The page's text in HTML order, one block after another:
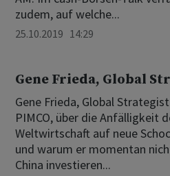
zudem, auf welche...
25.10.2019 14:29
Gene Frieda, Global
Gene Frieda, Global
PIMCO, über die Anfälligkeit
Weltwirtschaft auf neue
und warum er momentan
China investieren...